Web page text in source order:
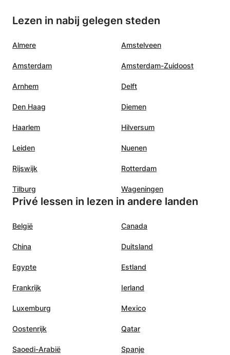
Lezen in nabij gelegen steden
Almere Amstelveen
Amsterdam Amsterdam-Zuidoost
Arnhem Delft
Den Haag Diemen
Haarlem Hilversum
Leiden Nuenen
Rijswijk Rotterdam
Tilburg Wageningen
Privé lessen in lezen in andere landen
België Canada
China Duitsland
Egypte Estland
Frankrijk Ierland
Luxemburg Mexico
Oostenrijk Qatar
Saoedi-Arabië Spanje